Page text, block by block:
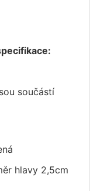
součástí
hlavy 2,5cm